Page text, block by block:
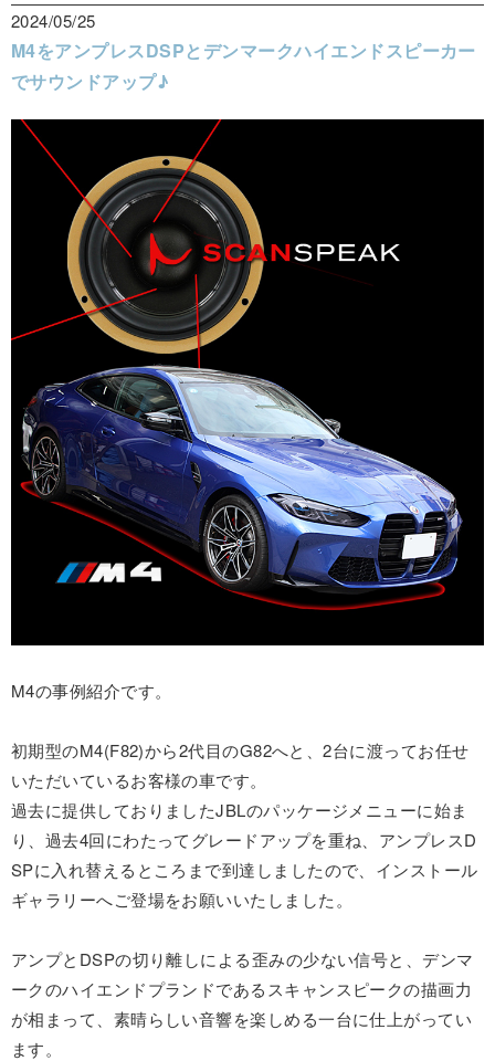
2024/05/25
M4をアンプレスDSPとデンマークハイエンドスピーカー
でサウンドアップ♪
M4の事例紹介です。
初期型のM4(F82)から2代目のG82へと、2台に渡ってお任せ
いただいているお客様の車です。
過去に提供しておりましたJBLのパッケージメニューに始ま
り、過去4回にわたってグレードアップを重ね、アンプレスD
SPに入れ替えるところまで到達しましたので、インストール
ギャラリーへご登場をお願いいたしました。
アンプとDSPの切り離しによる歪みの少ない信号と、デンマ
ークのハイエンドプランドであるスキャンスピークの描画力
が相まって、素晴らしい音響を楽しめる一台に仕上がってい
ます。